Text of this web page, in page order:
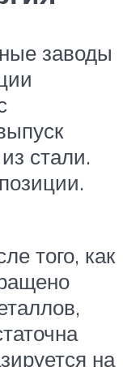
заводы
стали.
того, как
на